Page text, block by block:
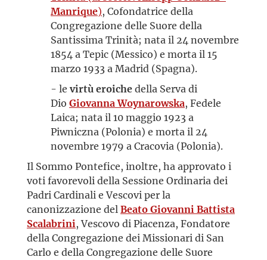
Manrique), Cofondatrice della
Congregazione delle Suore della
Santissima Trinità; nata il 24 novembre
1854 a Tepic (Messico) e morta il 15
marzo 1933 a Madrid (Spagna).
- le virtù eroichedella Serva di
Dio Giovanna Woynarowska, Fedele
Laica; nata il 10 maggio 1923 a
Piwniczna (Polonia) e morta il 24
novembre 1979 a Cracovia (Polonia).
Il Sommo Pontefice, inoltre, ha approvato i
voti favorevoli della Sessione Ordinaria dei
Padri Cardinali e Vescovi per la
canonizzazione del BeatoGiovanni Battista
Scalabrini, Vescovo di Piacenza, Fondatore
della Congregazione dei Missionari di San
Carlo e della Congregazione delle Suore